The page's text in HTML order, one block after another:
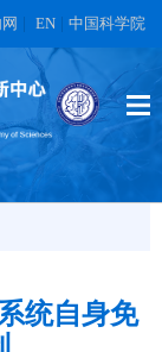
EN 中国科学院
统自身免